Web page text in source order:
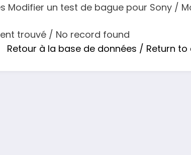
trouvé / No record found
Retour à la base de données / Return